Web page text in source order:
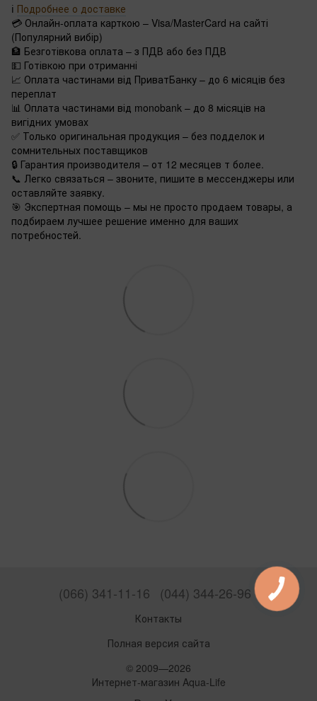
ℹ️ Подробнее о доставке
💳 Онлайн-оплата карткою – Visa/MasterCard на сайті
(Популярний вибір)
🏦 Безготівкова оплата – з ПДВ або без ПДВ
💵 Готівкою при отриманні
📈 Оплата частинами від ПриватБанку – до 6 місяців без
переплат
📊 Оплата частинами від monobank – до 8 місяців на
вигідних умовах
✅ Только оригинальная продукция – без подделок и
сомнительных поставщиков
🔒 Гарантия производителя – от 12 месяцев т более.
📞 Легко связаться – звоните, пишите в мессенджеры или
оставляйте заявку.
🎯 Экспертная помощь – мы не просто продаем товары, а
подбираем лучшее решение именно для ваших
потребностей.
(066) 341-11-16 (044) 344-26-96
Контакты
Полная версия сайта
© 2009—2026
Интернет-магазин Aqua-Life